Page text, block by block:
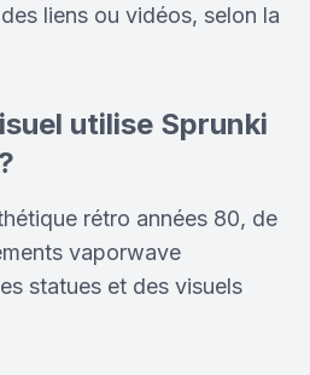
liens ou vidéos, selon la
utilise Sprunki
rétro années 80, de
vaporwave
statues et des visuels